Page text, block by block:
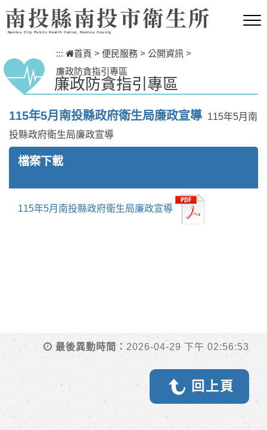
跳到主要內容區塊
南投縣南投市衛生所
Nantou City Public Health Center, Nantou County
::: 首頁 > 便民服務 > 公開資訊 >
廉政防貪指引專區
廉政防貪指引專區
115年5月南投縣政府衛生局廉政宣導 115年5月南
投縣政府衛生局廉政宣導
檔案下載
115年5月南投縣政府衛生局廉政宣導
最後異動時間： 2026-04-29 下午 02:56:53
回上頁